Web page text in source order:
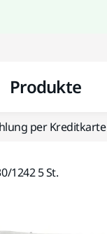
Produkte
per Kreditkarte
1242 5 St.